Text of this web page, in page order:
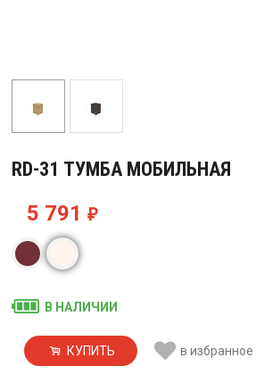
RD-31 ТУМБА МОБИЛЬНАЯ
5 791 ₽
В НАЛИЧИИ
КУПИТЬ в избранное